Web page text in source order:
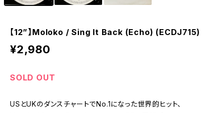
【12”】Moloko / Sing It Back (Echo) (ECDJ715)
¥2,980
SOLD OUT
USとUKのダンスチャートでNo.1になった世界的ヒット、